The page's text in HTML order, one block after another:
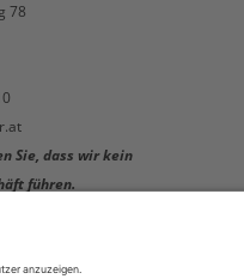
78
Sie, dass wir kein
führen.